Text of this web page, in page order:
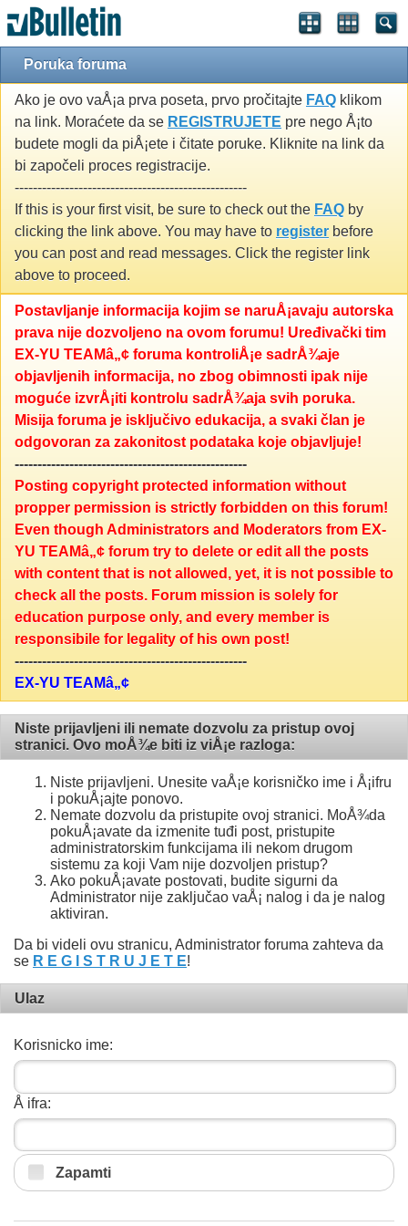
Poruka foruma
Ako je ovo vaÅ¡a prva poseta, prvo pročitajte FAQ klikom
na link. Moraćete da se REGISTRUJETE pre nego Å¡to
budete mogli da piÅ¡ete i čitate poruke. Kliknite na link da
bi započeli proces registracije.
---------------------------------------------------
If this is your first visit, be sure to check out the FAQ by
clicking the link above. You may have to register before
you can post and read messages. Click the register link
above to proceed.
Postavljanje informacija kojim se naruÅ¡avaju autorska
prava nije dozvoljeno na ovom forumu! Uređivački tim
EX-YU TEAMâ„¢ foruma kontroliÅ¡e sadrÅ¾aje
objavljenih informacija, no zbog obimnosti ipak nije
moguće izvrÅ¡iti kontrolu sadrÅ¾aja svih poruka.
Misija foruma je isključivo edukacija, a svaki član je
odgovoran za zakonitost podataka koje objavljuje!
---------------------------------------------------
Posting copyright protected information without
propper permission is strictly forbidden on this forum!
Even though Administrators and Moderators from EX-
YU TEAMâ„¢ forum try to delete or edit all the posts
with content that is not allowed, yet, it is not possible to
check all the posts. Forum mission is solely for
education purpose only, and every member is
responsibile for legality of his own post!
---------------------------------------------------
EX-YU TEAMâ„¢
Niste prijavljeni ili nemate dozvolu za pristup ovoj
stranici. Ovo moÅ¾e biti iz viÅ¡e razloga:
Niste prijavljeni. Unesite vaÅ¡e korisničko ime i Å¡ifru
i pokuÅ¡ajte ponovo.
Nemate dozvolu da pristupite ovoj stranici. MoÅ¾da
pokuÅ¡avate da izmenite tuđi post, pristupite
administratorskim funkcijama ili nekom drugom
sistemu za koji Vam nije dozvoljen pristup?
Ako pokuÅ¡avate postovati, budite sigurni da
Administrator nije zaključao vaÅ¡ nalog i da je nalog
aktiviran.
Da bi videli ovu stranicu, Administrator foruma zahteva da
se R E G I S T R U J E T E!
Ulaz
Korisnicko ime:
Å ifra:
Zapamti